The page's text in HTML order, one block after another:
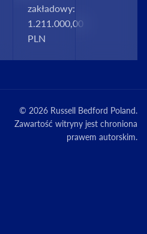
zakładowy:
1.211.000,00
PLN
© 2026 Russell Bedford Poland.
Zawartość witryny jest chroniona
prawem autorskim.